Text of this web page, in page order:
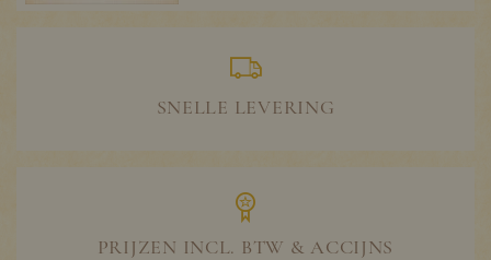
SNELLE LEVERING
PRIJZEN INCL. BTW & ACCIJNS